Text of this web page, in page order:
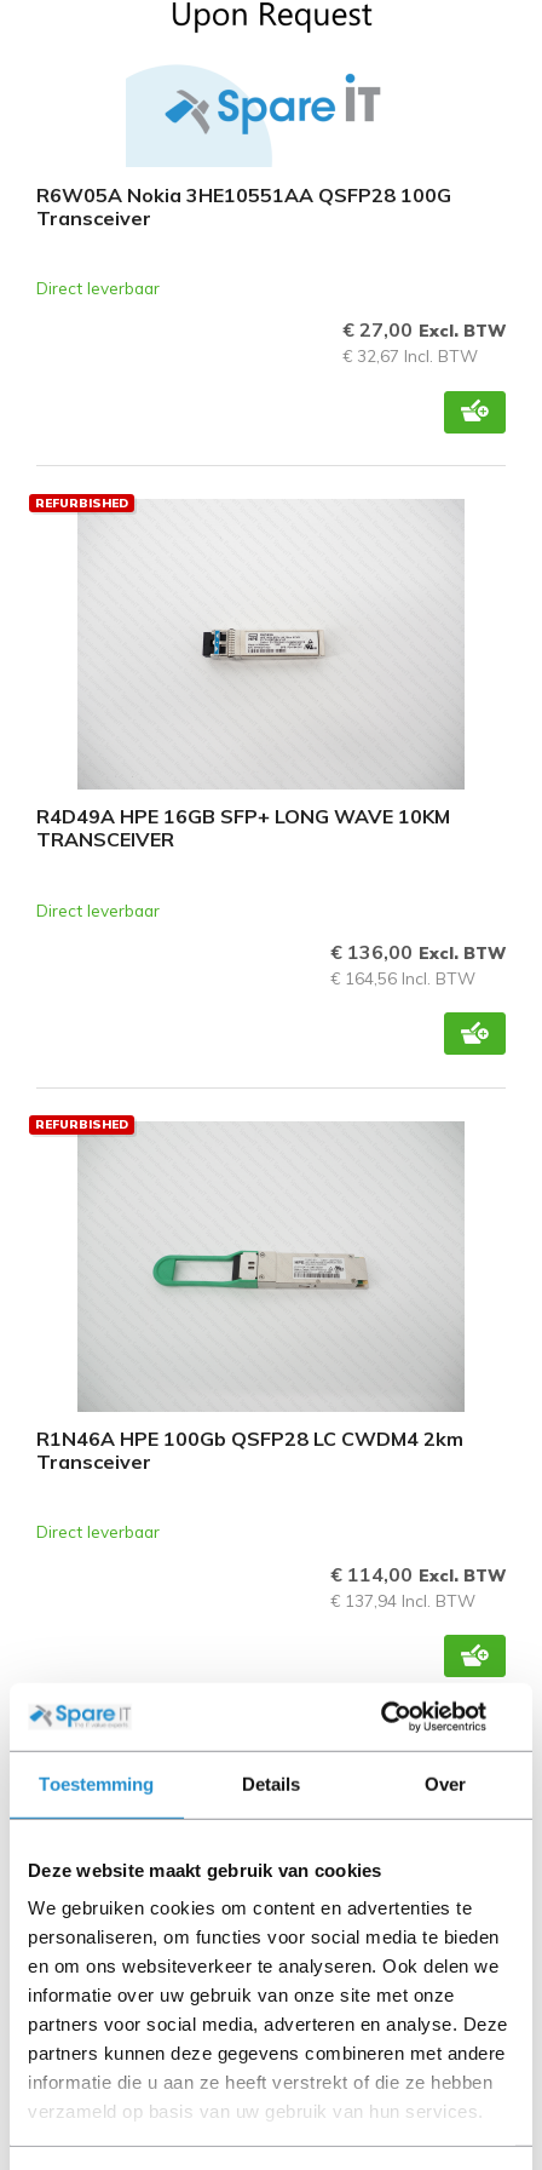
Toestemming Details Over
Deze website maakt gebruik van cookies
We gebruiken cookies om content en advertenties te
personaliseren, om functies voor social media te bieden
en om ons websiteverkeer te analyseren. Ook delen we
informatie over uw gebruik van onze site met onze
partners voor social media, adverteren en analyse. Deze
partners kunnen deze gegevens combineren met andere
informatie die u aan ze heeft verstrekt of die ze hebben
verzameld op basis van uw gebruik van hun services.
R6W05A Nokia 3HE10551AA QSFP28 100G
Transceiver
Direct leverbaar
€ 27,00 Excl. BTW
€ 32,67 Incl. BTW
REFURBISHED
R4D49A HPE 16GB SFP+ LONG WAVE 10KM
TRANSCEIVER
Direct leverbaar
€ 136,00 Excl. BTW
€ 164,56 Incl. BTW
REFURBISHED
R1N46A HPE 100Gb QSFP28 LC CWDM4 2km
Transceiver
Direct leverbaar
€ 114,00 Excl. BTW
€ 137,94 Incl. BTW
REFURBISHED
HPE 1GBASE-TX SFP RJ45 100M - No Label
Direct leverbaar